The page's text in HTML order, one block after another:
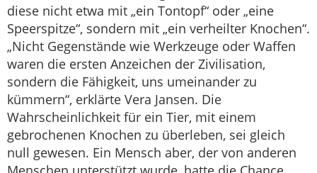
diese nicht etwa mit „ein Tontopf“ oder „eine
Speerspitze“, sondern mit „ein verheilter Knochen“.
„Nicht Gegenstände wie Werkzeuge oder Waffen
waren die ersten Anzeichen der Zivilisation,
sondern die Fähigkeit, uns umeinander zu
kümmern“, erklärte Vera Jansen. Die
Wahrscheinlichkeit für ein Tier, mit einem
gebrochenen Knochen zu überleben, sei gleich
null gewesen. Ein Mensch aber, der von anderen